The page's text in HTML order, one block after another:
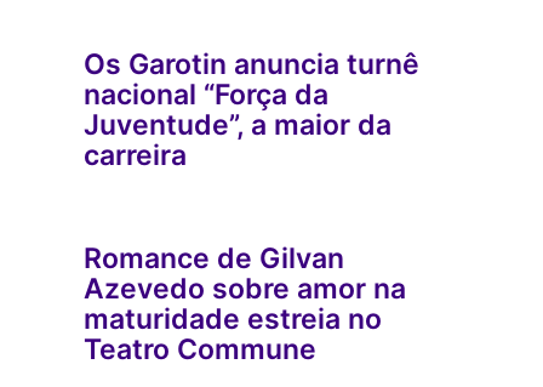
Os Garotin anuncia turnê
nacional “Força da
Juventude”, a maior da
carreira
Romance de Gilvan
Azevedo sobre amor na
maturidade estreia no
Teatro Commune